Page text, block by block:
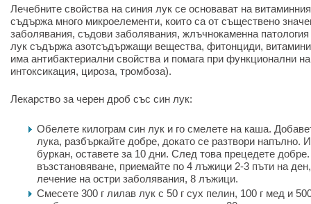
Лечебните свойства на синия лук се основават на
съдържа много микроелементи, които са от съществено
заболявания, съдови заболявания, жлъчнокаменна
лук съдържа азотсъдържащи вещества, фитонциди, витамини
има антибактериални свойства и помага при функционални
интоксикация, цироза, тромбоза).
Лекарство за черен дроб със син лук:
Обелете килограм син лук и го смелете на каша.
лука, разбъркайте добре, докато се разтвори напълно.
буркан, оставете за 10 дни. След това прецедете
възстановяване, приемайте по 4 лъжици 2-3 пъти на
лечение на остри заболявания, 8 лъжици.
Смесете 300 г лилав лук с 50 г сух пелин, 100 г мед и